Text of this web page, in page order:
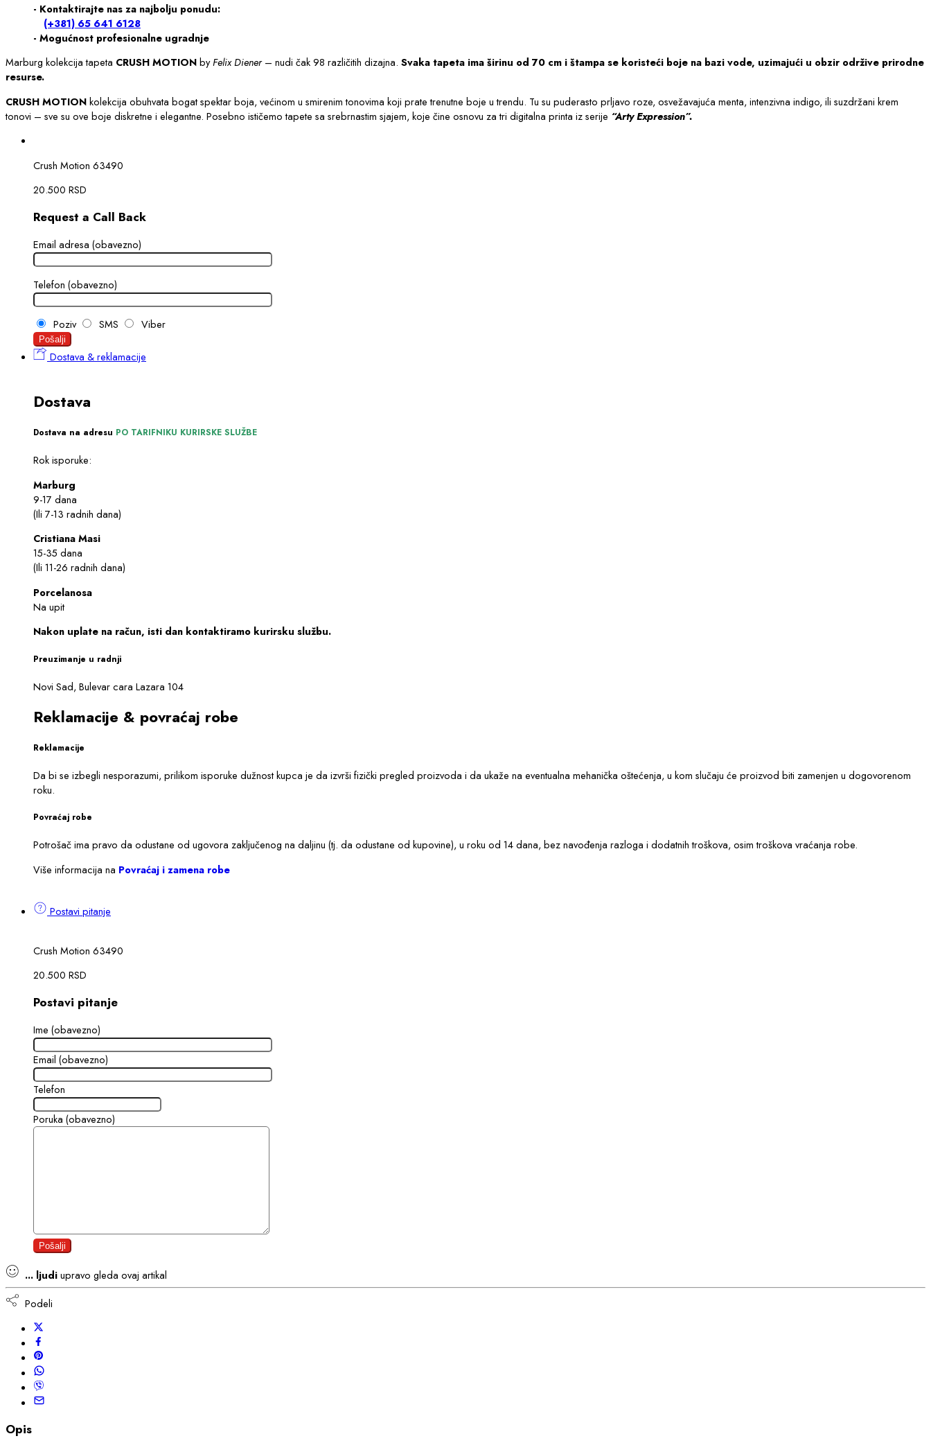
- Kontaktirajte nas za najbolju ponudu:
(+381) 65 641 6128
- Mogućnost profesionalne ugradnje
Marburg kolekcija tapeta CRUSH MOTIONbyFelix Diener– nudi čak 98 različitih dizajna. Svaka tapeta ima širinu od 70 cm i štampa se koristeći boje na bazi vode, uzimajući u obzir održive prirodne
resurse.
CRUSH MOTIONkolekcija obuhvata bogat spektar boja, većinom u smirenim tonovima koji prate trenutne boje u trendu. Tu su puderasto prljavo roze, osvežavajuća menta, intenzivna indigo, ili suzdržani krem
tonovi – sve su ove boje diskretne i elegantne. Posebno ističemo tapete sa srebrnastim sjajem, koje čine osnovu za tri digitalna printa iz serije “Arty Expression”.
Crush Motion 63490
20.500 RSD
Request a Call Back
Email adresa (obavezno)
Telefon (obavezno)
Poziv SMS Viber
Dostava & reklamacije
Dostava
Dostava na adresu PO TARIFNIKU KURIRSKE SLUŽBE
Rok isporuke:
Marburg
9-17 dana
(Ili 7-13 radnih dana)
Cristiana Masi
15-35 dana
(Ili 11-26 radnih dana)
Porcelanosa
Na upit
Nakon uplate na račun, isti dan kontaktiramo kurirsku službu.
Preuzimanje u radnji
Novi Sad, Bulevar cara Lazara 104
Reklamacije & povraćaj robe
Reklamacije
Da bi se izbegli nesporazumi, prilikom isporuke dužnost kupca je da izvrši fizički pregled proizvoda i da ukaže na eventualna mehanička oštećenja, u kom slučaju će proizvod biti zamenjen u dogovorenom
roku.
Povraćaj robe
Potrošač ima pravo da odustane od ugovora zaključenog na daljinu (tj. da odustane od kupovine), u roku od 14 dana, bez navođenja razloga i dodatnih troškova, osim troškova vraćanja robe.
Više informacija na Povraćaj i zamena robe
Postavi pitanje
Crush Motion 63490
20.500 RSD
Postavi pitanje
Ime (obavezno)
Email (obavezno)
Telefon
Poruka (obavezno)
... ljudiupravo gleda ovaj artikal
Podeli
Opis